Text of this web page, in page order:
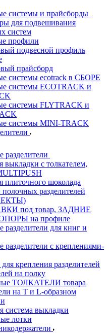
системы и прайсборды
для подвешивания
систем
профили
подвесной профиль
прайсборд
системы ecotrack в СБОРЕ
системы ECOTRACK и
системы FLYTRACK и
системы MINI-TRACK
разделители
выкладки с толкателем,
плиточного шоколада
разделителей
под товар, ЗАДНИЕ
на профиле
разделители для книг и
разделители с креплениями-
крепления разделителей
на полку
ТОЛКАТЕЛИ товара
на Т и L-образном
система выкладки
лотки